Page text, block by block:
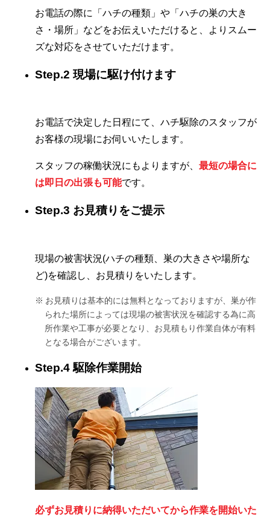
お電話の際に「ハチの種類」や「ハチの巣の大き
さ・場所」などをお伝えいただけると、よりスムー
ズな対応をさせていただけます。
Step.2 現場に駆け付けます
お電話で決定した日程にて、ハチ駆除のスタッフが
お客様の現場にお伺いいたします。
スタッフの稼働状況にもよりますが、 最短の場合に
は即日の出張も可能です。
Step.3 お見積りをご提示
現場の被害状況(ハチの種類、巣の大きさや場所な
ど)を確認し、お見積りをいたします。
お見積りは基本的には無料となっておりますが、巣が作
られた場所によっては現場の被害状況を確認する為に高
所作業や工事が必要となり、お見積もり作業自体が有料
となる場合がございます。
Step.4 駆除作業開始
必ずお見積りに納得いただいてから作業を開始いた